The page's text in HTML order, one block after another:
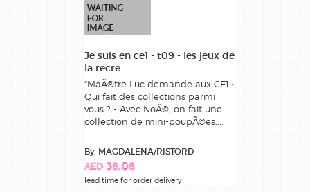
Je suis en ce1 - t09 - les jeux de
la recre
"MaÃ®tre Luc demande aux CE1 :
Qui fait des collections parmi
vous ? - Avec NoÃ©, on fait une
collection de mini-poupÃ©es,...
By: MAGDALENA/RISTORD
AED 38.08
lead time for order delivery